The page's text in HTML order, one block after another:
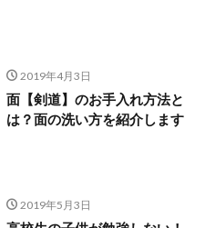
2019年4月3日
面【剣道】のお手入れ方法と
は？面の洗い方を紹介します
2019年5月3日